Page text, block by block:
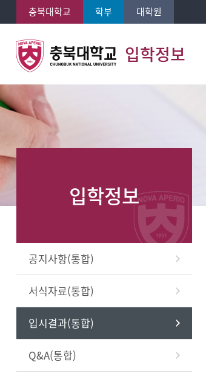
입학정보
충북대학교 학부 대학원
입학정보
공지사항(통합)
서식자료(통합)
입시결과(통합)
Q&A(통합)